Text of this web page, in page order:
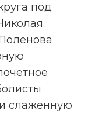
под
слаженную